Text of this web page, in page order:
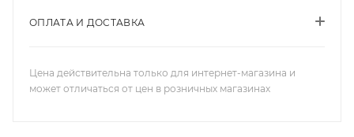
ОПЛАТА И ДОСТАВКА
Цена действительна только для интернет-магазина и
может отличаться от цен в розничных магазинах